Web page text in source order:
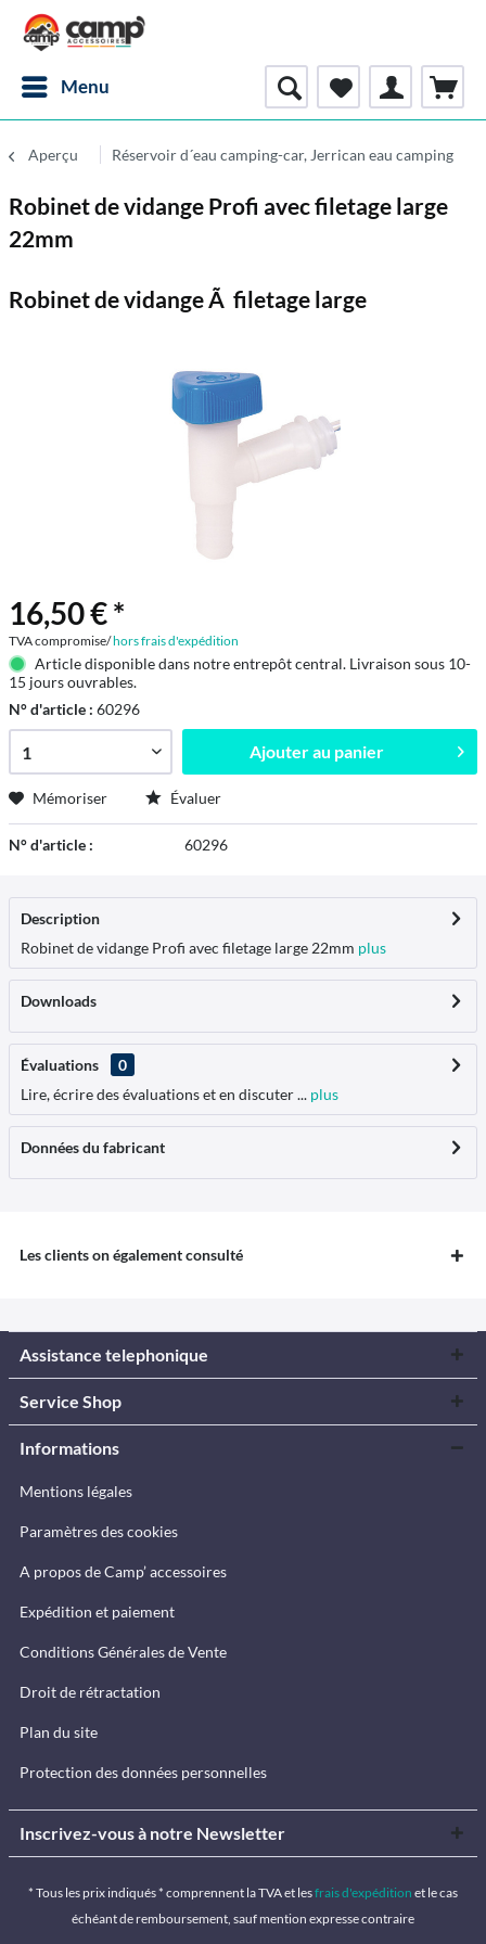
Menu
Aperçu Réservoir d´eau camping-car, Jerrican eau camping
Robinet de vidange Profi avec filetage large
22mm
Robinet de vidange Ã filetage large
16,50 € *
TVA compromise/hors frais d'expédition
Article disponible dans notre entrepôt central. Livraison sous 10-
15 jours ouvrables.
N° d'article : 60296
Ajouter au panier
Mémoriser Évaluer
N° d'article : 60296
Description
Robinet de vidange Profi avec filetage large 22mm plus
Downloads
Évaluations
0
Lire, écrire des évaluations et en discuter ... plus
Données du fabricant
Les clients on également consulté
Assistance telephonique
Service Shop
Informations
Mentions légales
Paramètres des cookies
A propos de Camp’ accessoires
Expédition et paiement
Conditions Générales de Vente
Droit de rétractation
Plan du site
Protection des données personnelles
Inscrivez-vous à notre Newsletter
* Tous les prix indiqués * comprennent la TVA et lesfrais d'expédition et le cas
échéant de remboursement, sauf mention expresse contraire